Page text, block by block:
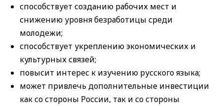
способствует созданию рабочих мест и
снижению уровня безработицы среди
молодежи;
способствует укреплению экономических и
культурных связей;
повысит интерес к изучению русского языка;
может привлечь дополнительные инвестиции
как со стороны России, так и со стороны